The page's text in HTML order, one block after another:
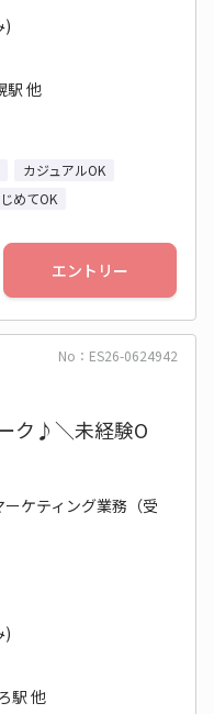
)
駅 他
カジュアルOK
めてOK
エントリー
No：ES26-0624942
ク♪＼未経験O
ケティング業務（受
)
駅 他